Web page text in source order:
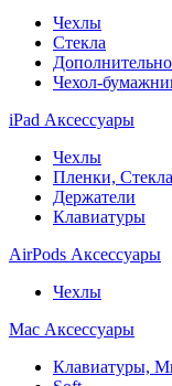
Чехлы
Стекла
Чехол-
iPad Аксессуары
Чехлы
Пленки, Стекла
Держатели
Клавиатуры
AirPods Аксессуары
Чехлы
Mac Аксессуары
Клавиатуры,